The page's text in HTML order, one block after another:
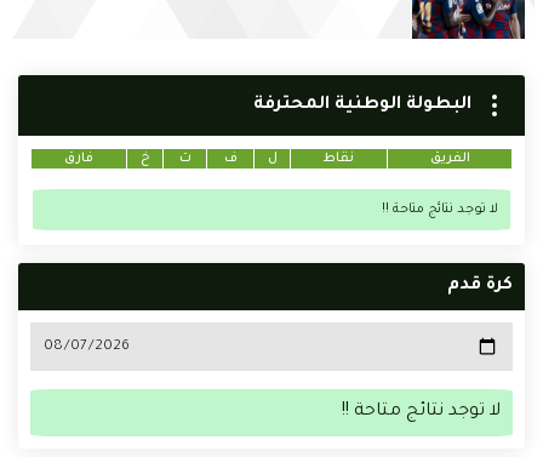
البطولة الوطنية المحترفة
الفريق نقاط ل ف ت خ فارق
لا توجد نتائج متاحة !!
كرة قدم
لا توجد نتائج متاحة !!